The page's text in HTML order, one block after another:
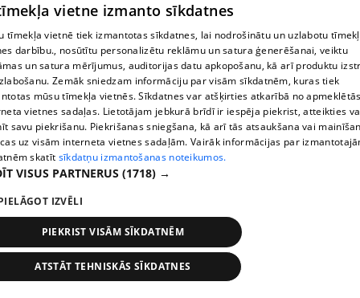
Margarita Kolosova atklāti par dronu radīto
nedrošības sajūtu Latgalē
72. epizode
pirms 2 nedēļām, 6 dienām
vietne izmanto sīkdatnes
tīmekļa vietnē tiek izmantotas sīkdatnes, lai nodrošinātu un uzlabotu
darbību., nosūtītu personalizētu reklāmu un satura ģenerēšanai, veiktu
un satura mērījumus, auditorijas datu apkopošanu, kā arī produktu
Zemāk sniedzam informāciju par visām sīkdatnēm, kuras tiek
mūsu tīmekļa vietnēs. Sīkdatnes var atšķirties atkarībā no
vietnes sadaļas. Lietotājam jebkurā brīdī ir iespēja piekrist, atteikties
savu piekrišanu. Piekrišanas sniegšana, kā arī tās atsaukšana vai
uz visām interneta vietnes sadaļām. Vairāk informācijas par
skatīt sīkdatņu izmantošanas noteikumos.
VISUS PARTNERUS (1718) →
IZVĒLI
PIEKRIST VISĀM SĪKDATNĒM
ATSTĀT TEHNISKĀS SĪKDATNES